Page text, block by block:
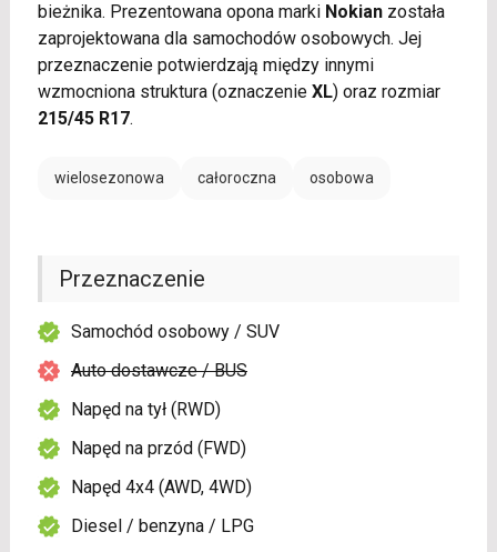
bieżnika. Prezentowana opona marki Nokianzostała
zaprojektowana dla samochodów osobowych. Jej
przeznaczenie potwierdzają między innymi
wzmocniona struktura (oznaczenie XL) oraz rozmiar
215/45 R17.
wielosezonowa całoroczna osobowa
Przeznaczenie
Samochód osobowy / SUV
Auto dostawcze / BUS
Napęd na tył (RWD)
Napęd na przód (FWD)
Napęd 4x4 (AWD, 4WD)
Diesel / benzyna / LPG